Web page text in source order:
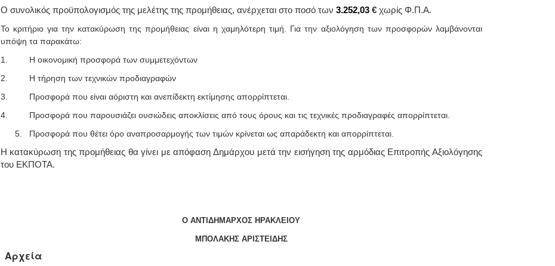
Ο συνολικός προϋπολογισμός της μελέτης της προμήθειας, ανέρχεται στο ποσό των 3.252,03€χωρίς Φ.Π.Α.
Το κριτήριο για την κατακύρωση της προμήθειας είναι η χαμηλότερη τιμή. Για την αξιολόγηση των προσφορών λαμβάνονται
υπόψη τα παρακάτω:
1.
Η οικονομική προσφορά των συμμετεχόντων
2.
Η τήρηση των τεχνικών προδιαγραφών
3.
Προσφορά που είναι αόριστη και ανεπίδεκτη εκτίμησης απορρίπτεται.
4.
Προσφορά που παρουσιάζει ουσιώδεις αποκλίσεις από τους όρους και τις τεχνικές προδιαγραφές απορρίπτεται.
5.
Προσφορά που θέτει όρο αναπροσαρμογής των τιμών κρίνεται ως απαράδεκτη και απορρίπτεται.
Η κατακύρωση της προμήθειας θα γίνει με απόφαση Δημάρχου μετά την εισήγηση της αρμόδιας Επιτροπής Αξιολόγησης
του ΕΚΠΟΤΑ.
Ο ΑΝΤΙΔΗΜΑΡΧΟΣ ΗΡΑΚΛΕΙΟΥ
ΜΠΟΛΑΚΗΣ ΑΡΙΣΤΕΙΔΗΣ
Αρχεία